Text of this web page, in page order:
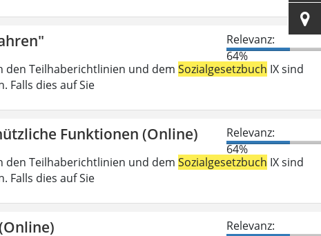
Relevanz:
64%
den Teilhaberichtlinien und dem Sozialgesetzbuch IX sind
Falls dies auf Sie
Funktionen (Online)
Relevanz:
64%
den Teilhaberichtlinien und dem Sozialgesetzbuch IX sind
Falls dies auf Sie
Relevanz:
